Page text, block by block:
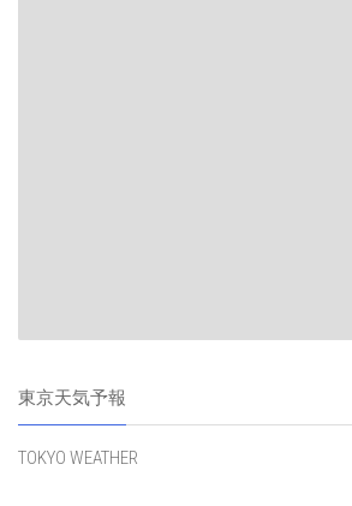
東京天気予報
TOKYO WEATHER